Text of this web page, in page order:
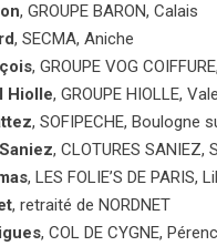
, GROUPE BARON, Calais
, SECMA, Aniche
, GROUPE VOG
Hiolle, GROUPE HIOLLE,
, SOFIPECHE, Boulogne
, CLOTURES SANIEZ,
, LES FOLIE’S DE PARIS,
, retraité de NORDNET
, COL DE CYGNE,